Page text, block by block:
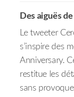
Des aiguës
Le tweeter
s’inspire des
Anniversary.
restitue les
sans